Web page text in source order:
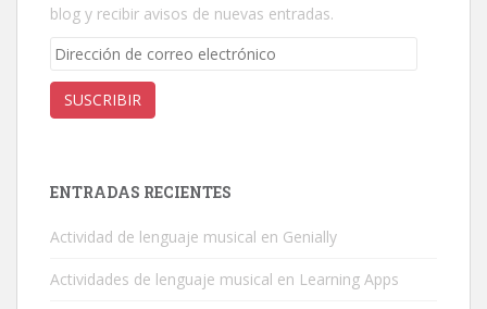
blog y recibir avisos de nuevas entradas.
Dirección
correo
electrónico
SUSCRIBIR
ENTRADAS RECIENTES
Actividad de lenguaje musical en Genially
Actividades de lenguaje musical en Learning Apps